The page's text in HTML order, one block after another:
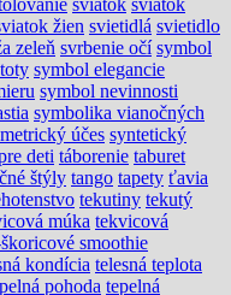
žien svietidlá svietidlo
zeleň svrbenie očí symbol
symbol elegancie
symbol nevinnosti
symbolika vianočných
účes syntetický
deti táborenie taburet
štýly tango tapety ťavia
tekutiny tekutý
múka tekvicová
smoothie
kondícia telesná teplota
pohoda tepelná